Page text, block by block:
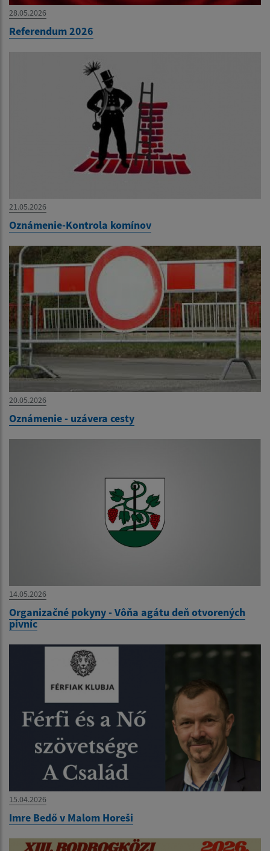
28.05.2026
Referendum 2026
21.05.2026
Oznámenie-Kontrola komínov
20.05.2026
Oznámenie - uzávera cesty
14.05.2026
Organizačné pokyny - Vôňa agátu deň otvorených
pivníc
15.04.2026
Imre Bedő v Malom Horeši